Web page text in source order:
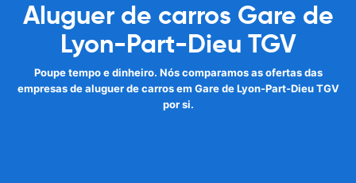
Aluguer de carros Gare de
Lyon-Part-Dieu TGV
Poupe tempo e dinheiro. Nós comparamos as ofertas das
empresas de aluguer de carros em Gare de Lyon-Part-Dieu TGV
por si.